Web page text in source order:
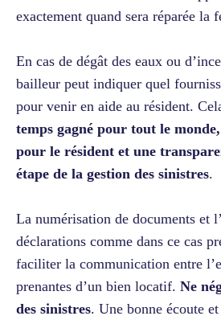
exactement quand sera réparée la
En cas de dégât des eaux ou
bailleur peut indiquer quel
pour venir en aide au résident.
temps gagné pour tout le
pour le résident et une
étape de la gestion des sinistres.
La numérisation de documents et
déclarations comme dans ce cas
faciliter la communication entre
prenantes d’un bien locatif. Ne
des sinistres. Une bonne écoute